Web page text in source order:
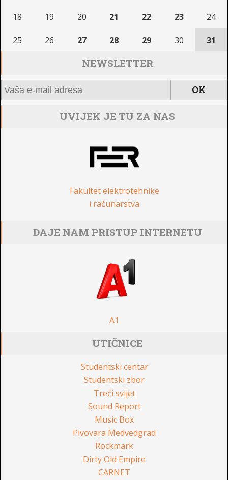
18 19 20 21 22 23 24
25 26 27 28 29 30 31
NEWSLETTER
UVIJEK JE TU ZA NAS
Fakultet elektrotehnike
i računarstva
DAJE NAM PRISTUP INTERNETU
A1
UTIČNICE
Studentski centar
Studentski zbor
Treći svijet
Sound Report
Music Box
Pivovara Medvedgrad
Rockmark
Dirty Old Empire
CARNET